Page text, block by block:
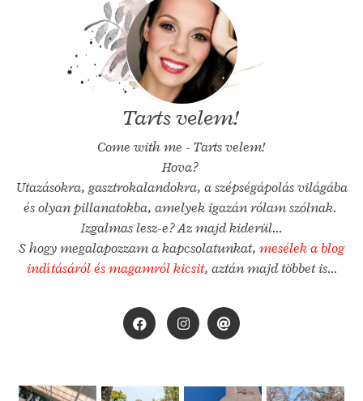
Tarts velem!
Come with me - Tarts velem!
Hova?
Utazásokra, gasztrokalandokra, a szépségápolás világába
és olyan pillanatokba, amelyek igazán rólam szólnak.
Izgalmas lesz-e? Az majd kiderül...
S hogy megalapozzam a kapcsolatunkat, mesélek a blog
indításáról és magamról kicsit, aztán majd többet is...